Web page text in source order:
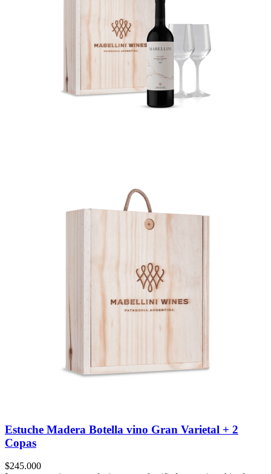
Estuche Madera Botella vino Gran Varietal + 2
Copas
$245.000